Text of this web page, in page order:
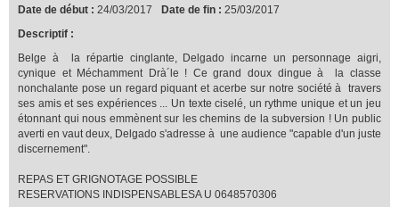
Date de début : 24/03/2017 Date de fin : 25/03/2017
Descriptif :
Belge à la répartie cinglante, Delgado incarne un personnage aigri,
cynique et Méchamment Drà´le ! Ce grand doux dingue à la classe
nonchalante pose un regard piquant et acerbe sur notre société à travers
ses amis et ses expériences ... Un texte ciselé, un rythme unique et un jeu
étonnant qui nous emmènent sur les chemins de la subversion ! Un public
averti en vaut deux, Delgado s'adresse à une audience "capable d'un juste
discernement".
REPAS ET GRIGNOTAGE POSSIBLE
RESERVATIONS INDISPENSABLESA U 0648570306